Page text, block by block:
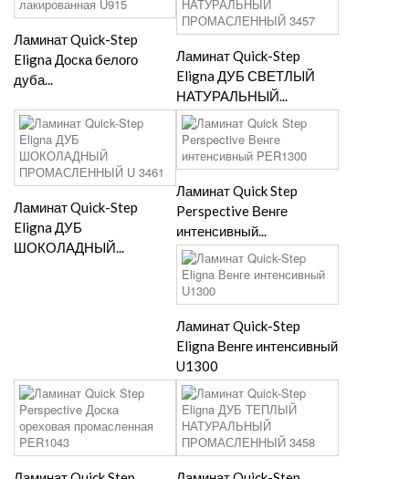
Ламинат Quick-Step
Eligna Доска белого
дуба...
Ламинат Quick-Step
Eligna ДУБ СВЕТЛЫЙ
НАТУРАЛЬНЫЙ...
Ламинат Quick-Step
Eligna ДУБ
ШОКОЛАДНЫЙ...
Ламинат Quick Step
Perspective Венге
интенсивный...
Ламинат Quick-Step
Eligna Венге интенсивный
U1300